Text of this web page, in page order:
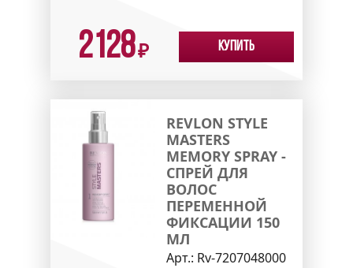
2128₽ Купить
REVLON STYLE
MASTERS
MEMORY SPRAY -
СПРЕЙ ДЛЯ
ВОЛОС
ПЕРЕМЕННОЙ
ФИКСАЦИИ 150
МЛ
Арт.: Rv-7207048000